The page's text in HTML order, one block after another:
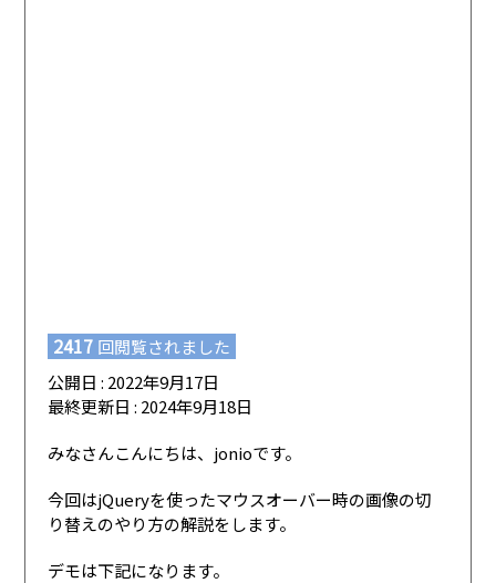
2417 回閲覧されました
公開日 : 2022年9月17日
最終更新日 : 2024年9月18日
みなさんこんにちは、jonioです。
今回はjQueryを使ったマウスオーバー時の画像の切
り替えのやり方の解説をします。
デモは下記になります。